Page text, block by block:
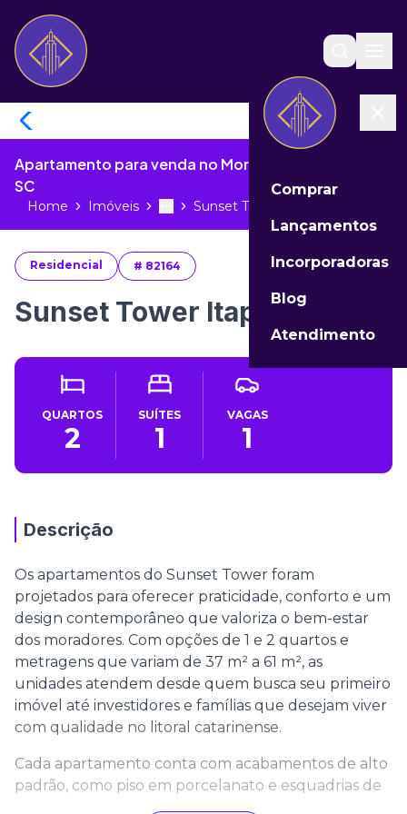
Comprar
Lançamentos
Incorporadoras
Blog
Atendimento
Apartamento para venda no Morretes de Itapema -
SC
Home Imóveis More
Toggle menu
Sunset Tower Itapema valor...
Residencial # 82164
Sunset Tower Itapema valor
QUARTOS
2
SUÍTES
1
VAGAS
1
Descrição
Os apartamentos do Sunset Tower foram
projetados para oferecer praticidade, conforto e um
design contemporâneo que valoriza o bem-estar
dos moradores. Com opções de 1 e 2 quartos e
metragens que variam de 37 m² a 61 m², as
unidades atendem desde quem busca seu primeiro
imóvel até investidores e famílias que desejam viver
com qualidade no litoral catarinense.
Cada apartamento conta com acabamentos de alto
padrão, como piso em porcelanato e esquadrias de
alumínio, que garantem durabilidade e sofisticação.